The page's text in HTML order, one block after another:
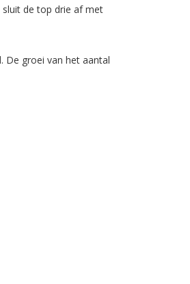
sluit de top drie af met
De groei van het aantal